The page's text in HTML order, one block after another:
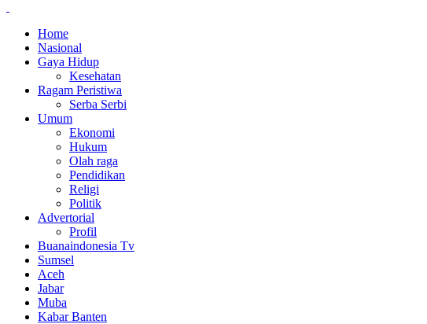
Home
Nasional
Gaya Hidup
Kesehatan
Ragam Peristiwa
Serba Serbi
Umum
Ekonomi
Hukum
Olah raga
Pendidikan
Religi
Politik
Advertorial
Profil
Buanaindonesia Tv
Sumsel
Aceh
Jabar
Muba
Kabar Banten